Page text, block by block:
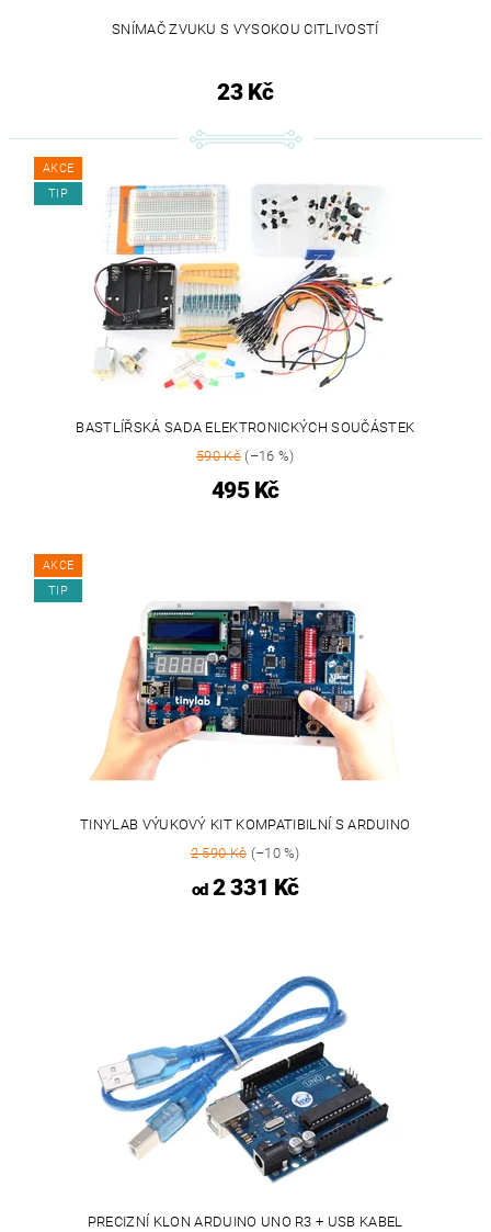
SNÍMAČ ZVUKU S VYSOKOU CITLIVOSTÍ
23 Kč
AKCE
TIP
BASTLÍŘSKÁ SADA ELEKTRONICKÝCH SOUČÁSTEK
590 Kč(–16 %)
495 Kč
AKCE
TIP
TINYLAB VÝUKOVÝ KIT KOMPATIBILNÍ S ARDUINO
2 590 Kč(–10 %)
od2 331 Kč
PRECIZNÍ KLON ARDUINO UNO R3 + USB KABEL